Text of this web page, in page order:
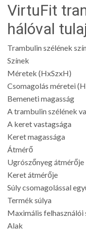
VirtuFit
hálóval
Trambulin szélének
Színek
Méretek (HxSzxH)
Csomagolás méretei
Bemeneti magasság
A trambulin szélének
A keret vastagsága
Keret magassága
Átmérő
Ugrószőnyeg átmérője
Keret átmérője
Súly csomagolással
Termék súlya
Maximális felhasználói
Alak